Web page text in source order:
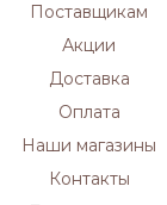
Поставщикам
Акции
Доставка
Оплата
Наши магазины
Контакты